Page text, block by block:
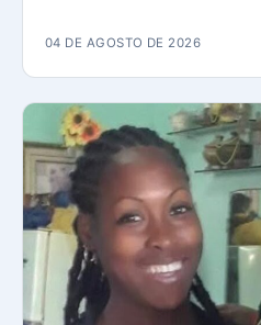
04 DE AGOSTO DE 2026